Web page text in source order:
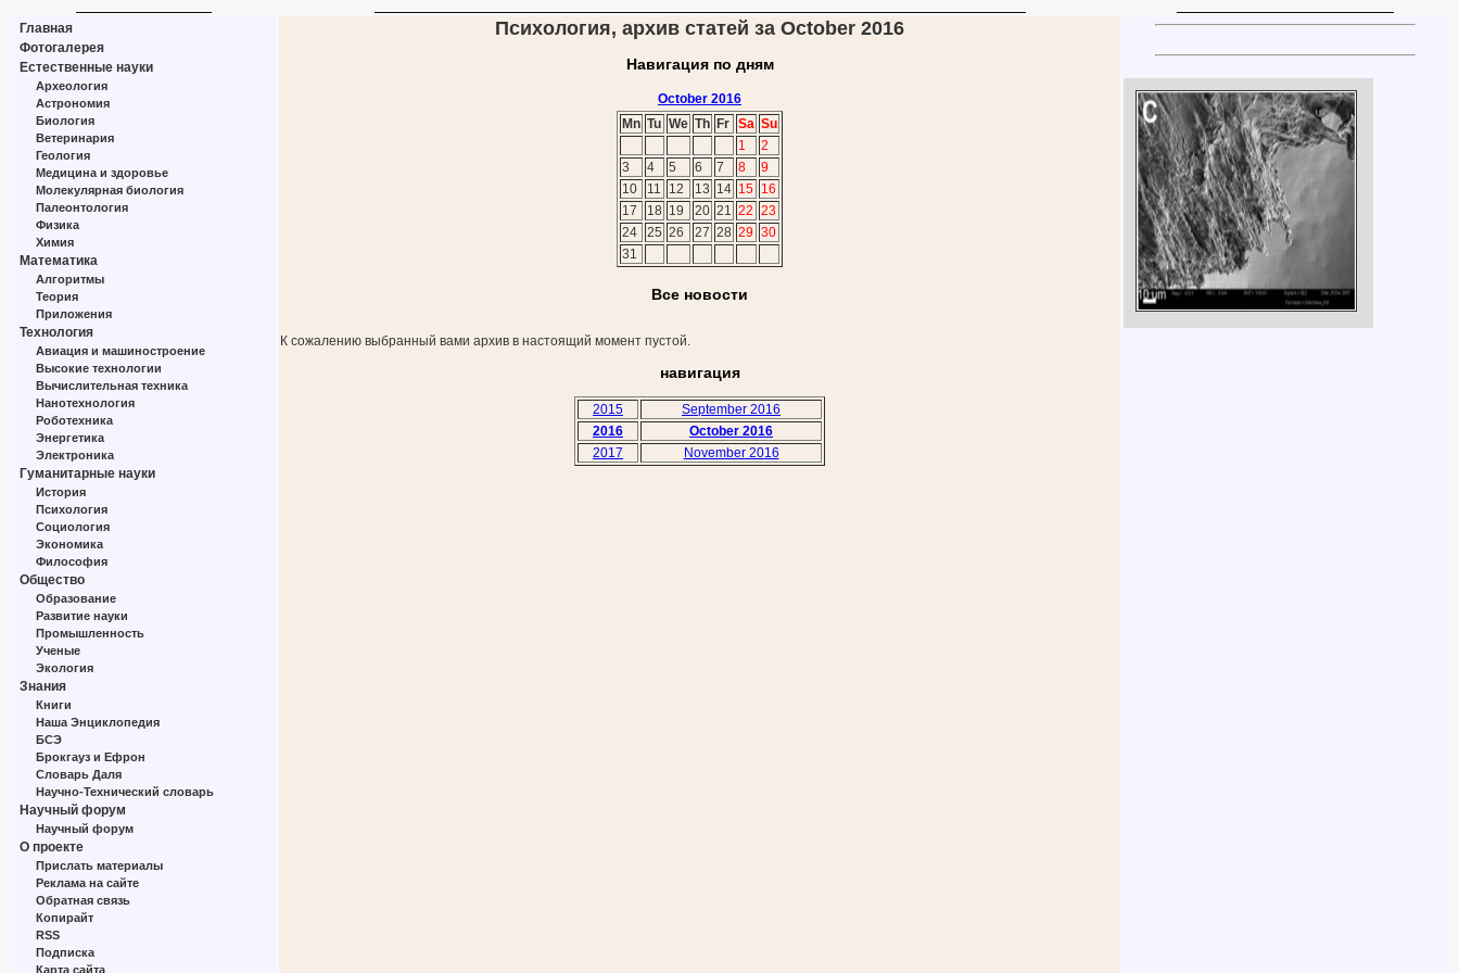
Главная
Фотогалерея
Естественные науки
Археология
Астрономия
Биология
Ветеринария
Геология
Медицина и здоровье
Молекулярная биология
Палеонтология
Физика
Химия
Математика
Алгоритмы
Теория
Приложения
Технология
Авиация и машиностроение
Высокие технологии
Вычислительная техника
Нанотехнология
Роботехника
Энергетика
Электроника
Гуманитарные науки
История
Психология
Социология
Экономика
Философия
Общество
Образование
Развитие науки
Промышленность
Ученые
Экология
Знания
Книги
Наша Энциклопедия
БСЭ
Брокгауз и Ефрон
Словарь Даля
Научно-Технический словарь
Научный форум
Научный форум
О проекте
Прислать материалы
Реклама на сайте
Обратная связь
Копирайт
RSS
Подписка
Карта сайта
Психология, архив статей за October 2016
Навигация по дням
October 2016
Mn Tu We Th Fr Sa Su
1
2
3
4 5 6 7 8
9
10
11 12 13 14 15 16
17
18 19 20 21 22 23
24
25 26 27 28 29 30
31
Все новости
К сожалению выбранный вами архив в настоящий момент пустой.
навигация
2015
September 2016
2016
October 2016
2017
November 2016